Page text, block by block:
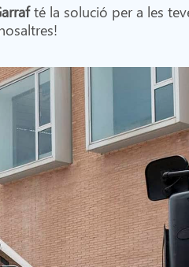
té la solució per a les